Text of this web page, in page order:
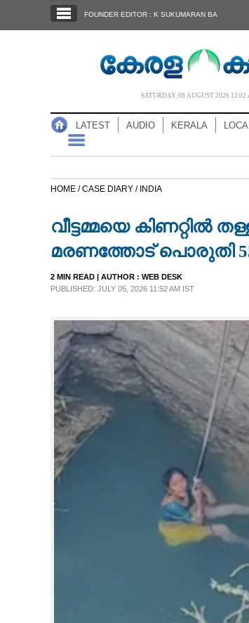
NOTIFIED NEWS
NEWS 360
CASE DIARY
LIFESTYLE
FOUNDER EDITOR : K SUKUMARAN BA
SATURDAY, 08 AUGUST 2026 12.02
LATEST AUDIO KERALA
HOME /CASE DIARY / INDIA
വീട്ടമ്മയെ കിണറ്റിൽ
മരണത്തോട് പൊരുതി
2 MIN READ | AUTHOR : WEB DESK
PUBLISHED: JULY 05, 2026 11:52 AM IST